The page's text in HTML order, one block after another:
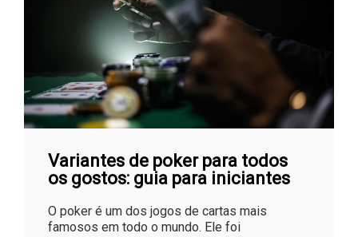
Variantes de poker para todos
os gostos: guia para iniciantes
O poker é um dos jogos de cartas mais
famosos em todo o mundo. Ele foi